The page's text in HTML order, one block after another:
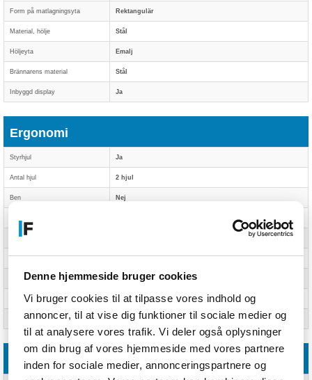
Denne hjemmeside bruger cookies
Vi bruger cookies til at tilpasse vores indhold og
annoncer, til at vise dig funktioner til sociale medier og
til at analysere vores trafik. Vi deler også oplysninger
om din brug af vores hjemmeside med vores partnere
inden for sociale medier, annonceringspartnere og
Form på matlagningsyta Rektangulär
Material, hölje Stål
Höljeyta Emalj
Brännarens material Stål
Inbyggd display Ja
Ergonomi
Styrhjul Ja
Antal hjul 2 hjul
Ben Nej
Varmhållningsgallret
Rotisserie Nej
Lätt att rengöra Ja
Kontrolltyp Rotations-
Tittfönster Nej
Vikt & dimension